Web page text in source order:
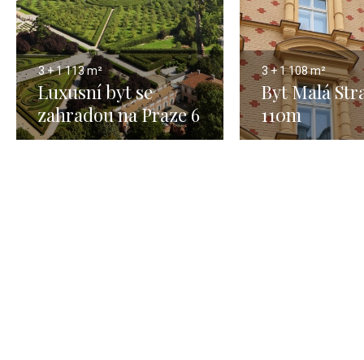
3 + 1113 m²
Luxusní byt se
zahradou na Praze 6
- 113m
3 + 1108 m²
Byt Malá
110m